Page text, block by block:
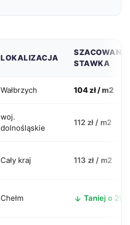
LOKALIZACJA
SZACOWANA
STAWKA
Wałbrzych 104 zł / m2
woj.
dolnośląskie
112 zł / m2
Cały kraj 113 zł / m2
Chełm Taniej o 29